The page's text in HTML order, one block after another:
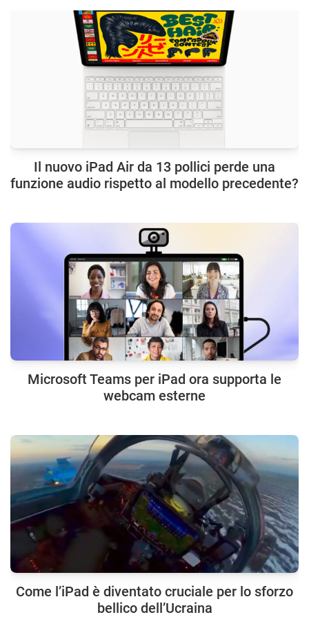
Il nuovo iPad Air da 13 pollici perde una
funzione audio rispetto al modello precedente?
Microsoft Teams per iPad ora supporta le
webcam esterne
Come l’iPad è diventato cruciale per lo sforzo
bellico dell’Ucraina